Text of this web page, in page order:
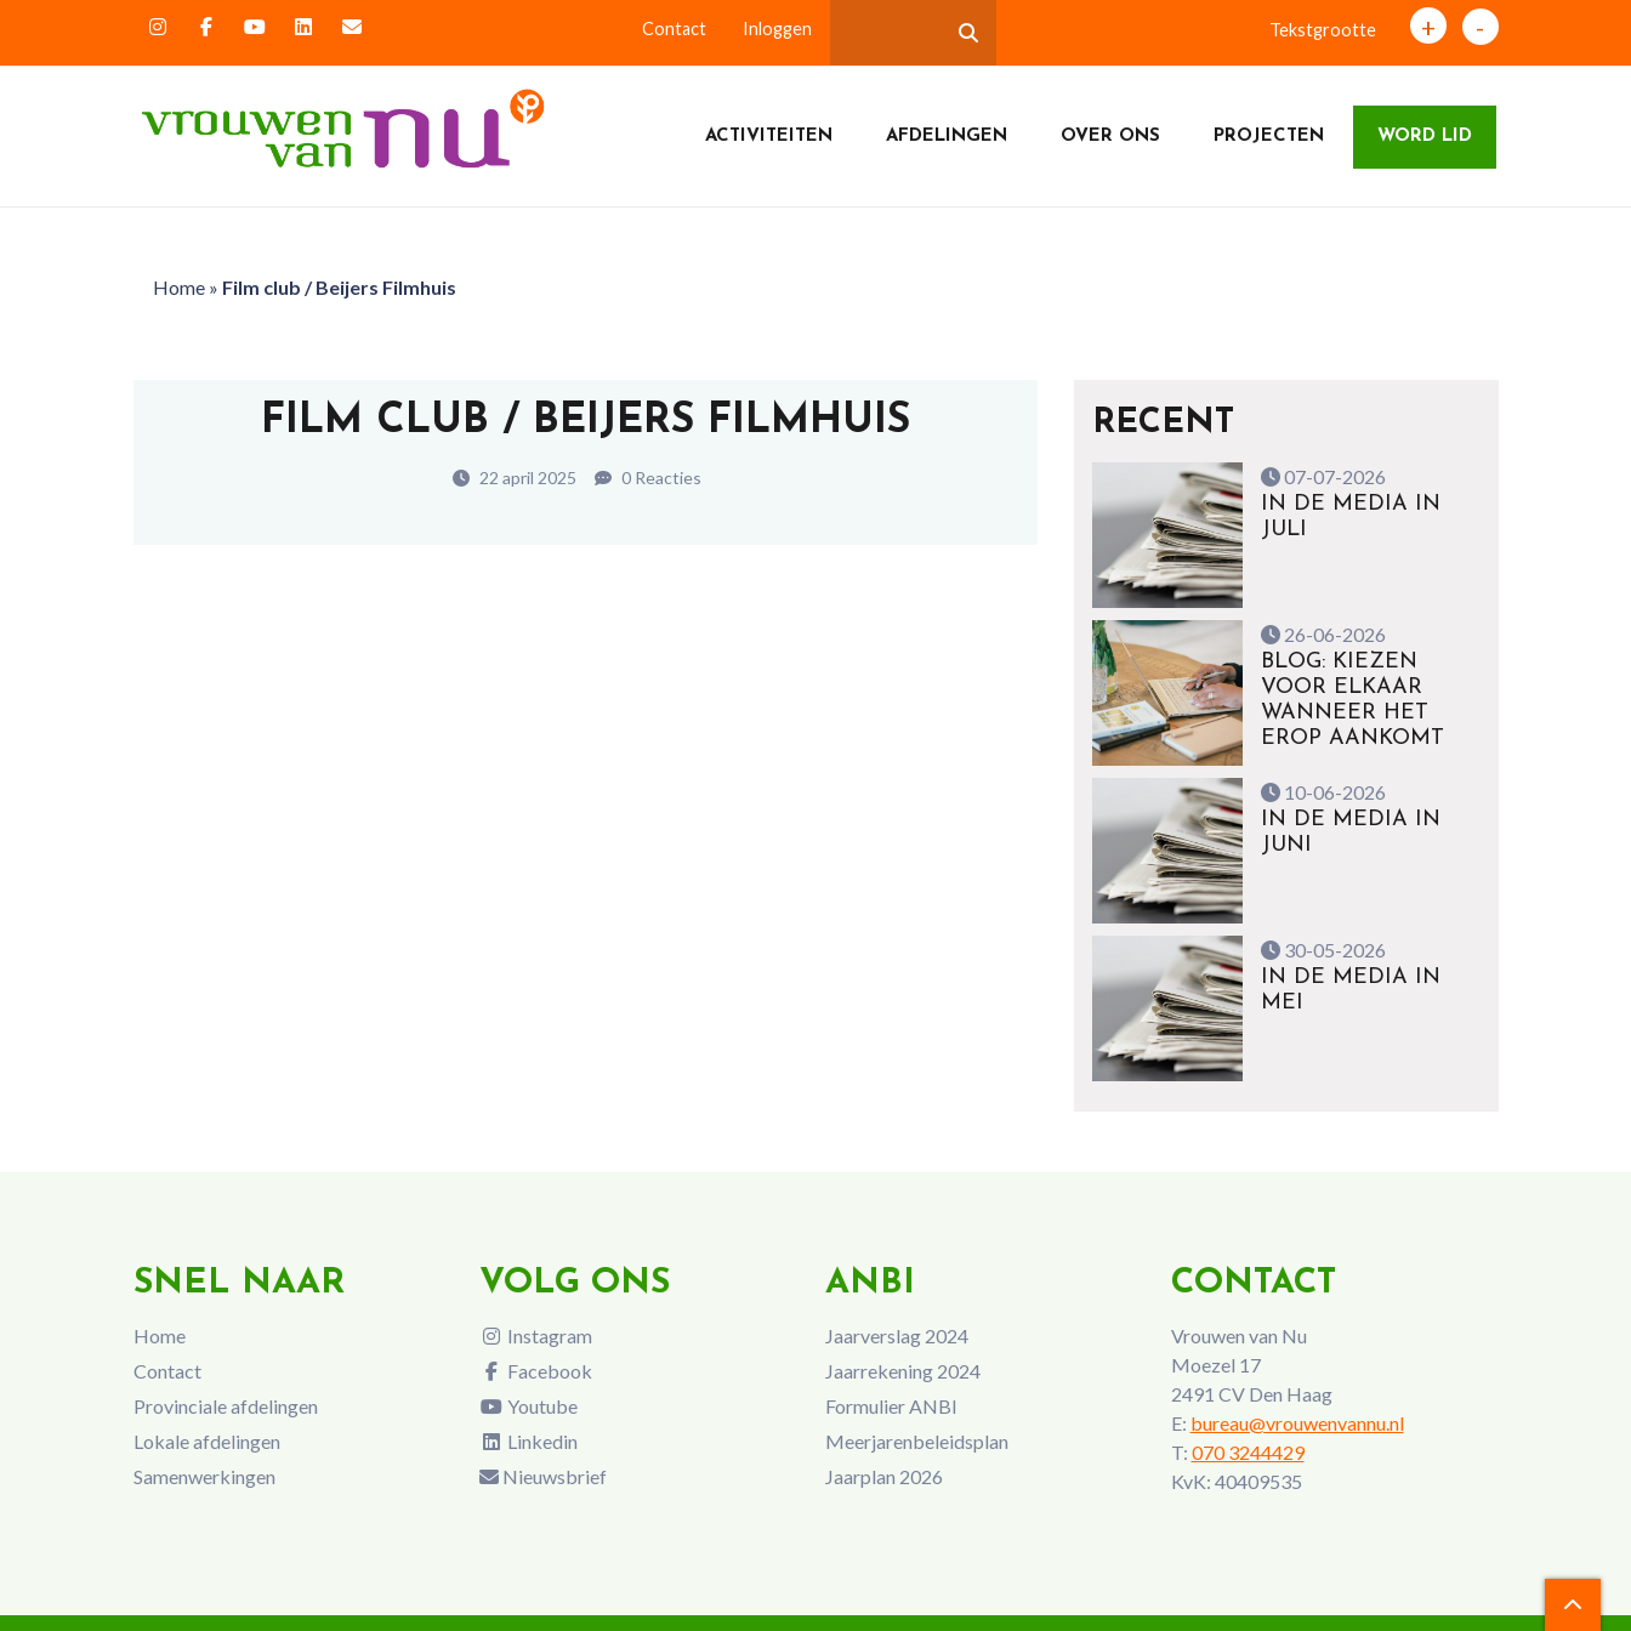
Contact Inloggen Tekstgrootte + -
ACTIVITEITEN AFDELINGEN OVER ONS PROJECTEN WORD LID
Home» Film club / Beijers Filmhuis
FILM CLUB / BEIJERS FILMHUIS
22 april 2025 0 Reacties
RECENT
07-07-2026
IN DE MEDIA IN
JULI
26-06-2026
BLOG: KIEZEN
VOOR ELKAAR
WANNEER HET
EROP AANKOMT
10-06-2026
IN DE MEDIA IN
JUNI
30-05-2026
IN DE MEDIA IN
MEI
SNEL NAAR
Home
Contact
Provinciale afdelingen
Lokale afdelingen
Samenwerkingen
VOLG ONS
Instagram
Facebook
Youtube
Linkedin
Nieuwsbrief
ANBI
Jaarverslag 2024
Jaarrekening 2024
Formulier ANBI
Meerjarenbeleidsplan
Jaarplan 2026
CONTACT
Vrouwen van Nu
Moezel 17
2491 CV Den Haag
E: bureau@vrouwenvannu.nl
T: 070 3244429
KvK: 40409535